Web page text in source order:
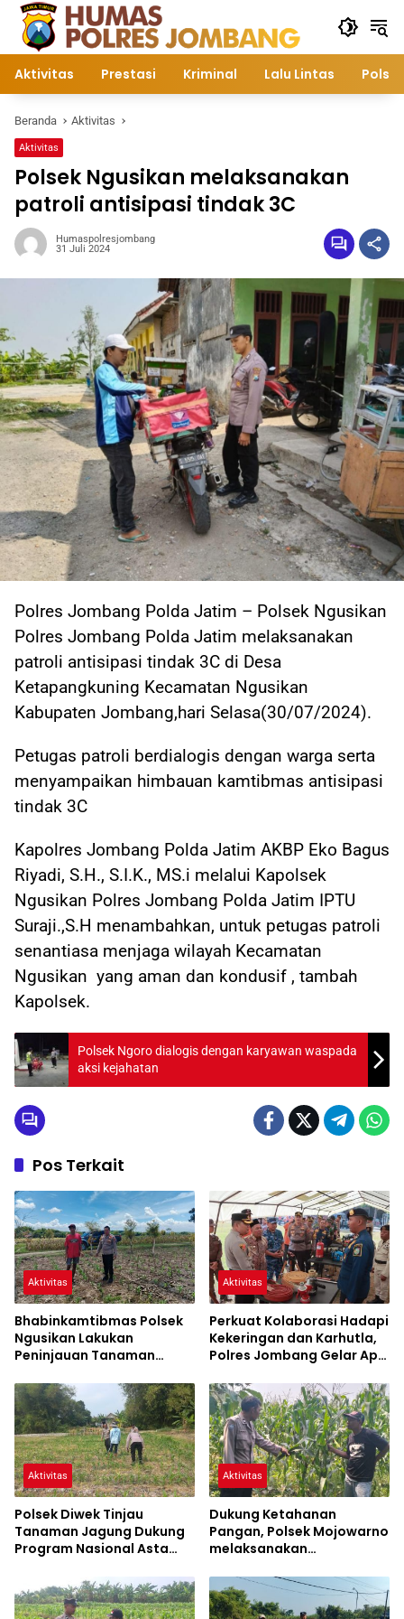
Langsung
konten
Aktivitas Prestasi Kriminal Lalu Lintas
Beranda Aktivitas
Aktivitas
Polsek Ngusikan melaksanakan
patroli antisipasi tindak 3C
Humaspolresjombang
31 Juli 2024
Polres Jombang Polda Jatim – Polsek Ngusikan
Polres Jombang Polda Jatim melaksanakan
patroli antisipasi tindak 3C di Desa
Ketapangkuning Kecamatan Ngusikan
Kabupaten Jombang,hari Selasa(30/07/2024).
Petugas patroli berdialogis dengan warga serta
menyampaikan himbauan kamtibmas antisipasi
tindak 3C
Kapolres Jombang Polda Jatim AKBP Eko Bagus
Riyadi, S.H., S.I.K., MS.i melalui Kapolsek
Ngusikan Polres Jombang Polda Jatim IPTU
Suraji.,S.H menambahkan, untuk petugas patroli
senantiasa menjaga wilayah Kecamatan
Ngusikan yang aman dan kondusif , tambah
Kapolsek.
Polsek Ngoro dialogis dengan karyawan waspada
aksi kejahatan
Pos Terkait
Aktivitas
Bhabinkamtibmas Polsek
Ngusikan Lakukan
Peninjauan Tanaman
Mendukung Ketahanan
Pangan
Aktivitas
Perkuat Kolaborasi Hadapi
Kekeringan dan Karhutla,
Polres Jombang Gelar Apel
Aktivitas
Polsek Diwek Tinjau
Tanaman Jagung Dukung
Program Nasional Asta
Aktivitas
Dukung Ketahanan
Pangan, Polsek Mojowarno
melaksanakan
Jagung